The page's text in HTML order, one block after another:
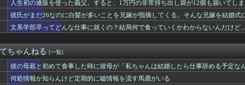
の連れ子が突然ベタベタしてきた理由がまさかのコレｗｗｗｗ
98kg激変」に続き「ろれつ回らず」でも続く生配信…「配信者におもち...
働けなくなり自宅療養中。一週間前、階下に明るい家族が引越してきてから...
】彼女がイケメンと浮気！復讐のため先生に全チクした結果ｗｗｗｗ
家族の生活費、4万円で余裕とか考えてた結果www
の時と扱いが違うと嘆いている不美人のレス見ると思うんだが雰囲気美人や...
の絵で一番理解できない表現
十数人と体の関係…関係を切った結果、とんでもない事態にｗｗｗ【怖すぎ...
人生初の通販を使った義父。すると、1万円の非常持ち出し袋が12個も届いてしま
彼氏がまだ26なのに白髪が多いことを兄嫁が指摘してくる。そんな兄嫁を結婚式
文系学部卒ってどんな仕事に就くの？結局何で食っていくかわからないんだけど...
ちゃんねる [一覧]
彼の母親と初めて食事した時に彼母が「私ちゃんは結婚したら仕事辞める予定な
何処情報か知らんけど定期的に嘘情報を流す馬鹿がいる